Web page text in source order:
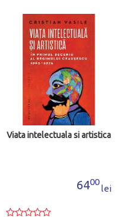
intelectuala si artistica
00
lei